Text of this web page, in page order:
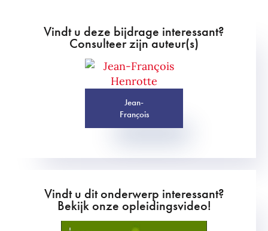
Vindt u deze bijdrage interessant?
Consulteer zijn auteur(s)
Jean-
François
Vindt u dit onderwerp interessant?
Bekijk onze opleidingsvideo!